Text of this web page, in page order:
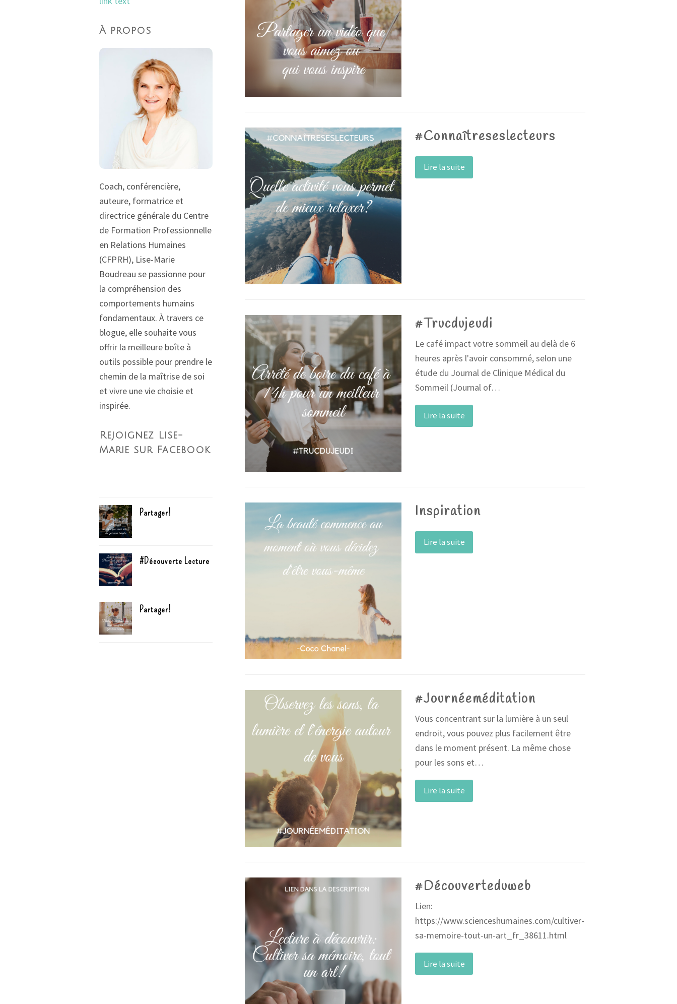
#Connaîtreseslecteurs
Lire la suite
#Trucdujeudi
Le café impact votre sommeil au delà de 6
heures après l'avoir consommé, selon une
étude du Journal de Clinique Médical du
Sommeil (Journal of…
Lire la suite
Inspiration
Lire la suite
#Journéeméditation
Vous concentrant sur la lumière à un seul
endroit, vous pouvez plus facilement être
dans le moment présent. La même chose
pour les sons et…
Lire la suite
#Découverteduweb
Lien:
https://www.scienceshumaines.com/cultiver-
sa-memoire-tout-un-art_fr_38611.html
Lire la suite
À propos
Coach, conférencière,
auteure, formatrice et
directrice générale du Centre
de Formation Professionnelle
en Relations Humaines
(CFPRH), Lise-Marie
Boudreau se passionne pour
la compréhension des
comportements humains
fondamentaux. À travers ce
blogue, elle souhaite vous
offrir la meilleure boîte à
outils possible pour prendre le
chemin de la maîtrise de soi
et vivre une vie choisie et
inspirée.
Rejoignez Lise-
Marie sur Facebook
Partager!
#Découverte Lecture
Partager!